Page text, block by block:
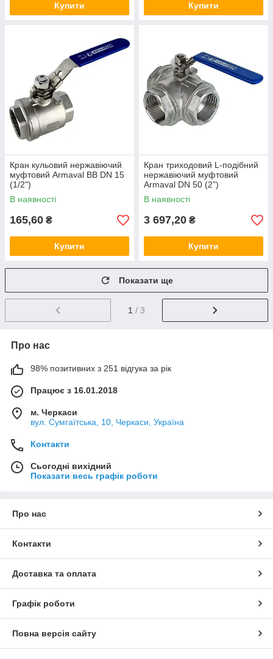
Купити Купити
Кран кульовий нержавіючий
муфтовий Armaval ВВ DN 15
(1/2")
В наявності
165,60 ₴
Купити
Кран триходовий L-подібний
нержавіючий муфтовий
Armaval DN 50 (2")
В наявності
3 697,20 ₴
Купити
Показати ще
1 / 3
Про нас
98% позитивних з 251 відгука за рік
Працює з 16.01.2018
м. Черкаси
вул. Сумгаїтська, 10, Черкаси, Україна
Контакти
Сьогодні вихідний
Показати весь графік роботи
Про нас
Контакти
Доставка та оплата
Графік роботи
Повна версія сайту